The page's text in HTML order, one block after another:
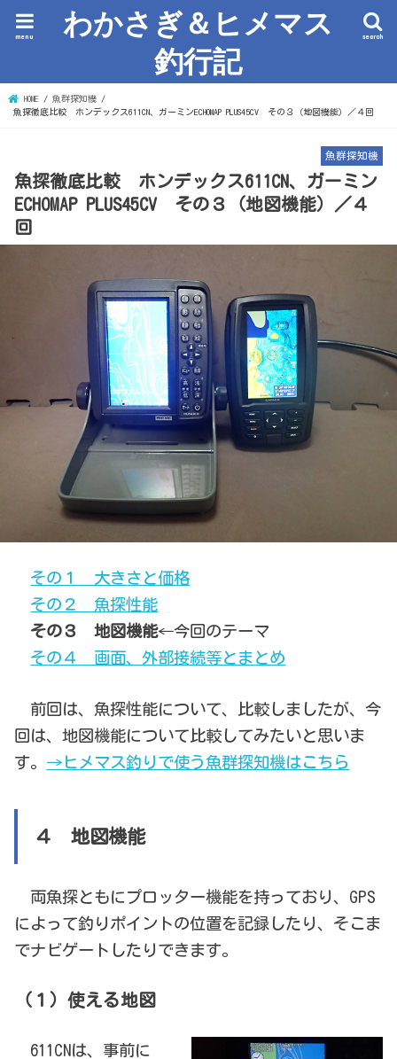
わかさぎ＆ヒメマス
釣行記
search
menu
HOME
魚群探知機
魚探徹底比較 ホンデックス611CN、ガーミンECHOMAP PLUS45CV その３（地図機能）／４回
魚群探知機
魚探徹底比較 ホンデックス611CN、ガーミン
ECHOMAP PLUS45CV その３（地図機能）／４
回
その１ 大きさと価格
その２ 魚探性能
その３ 地図機能←今回のテーマ
その４ 画面、外部接続等とまとめ
前回は、魚探性能について、比較しましたが、今
回は、地図機能について比較してみたいと思いま
す。 →ヒメマス釣りで使う魚群探知機はこちら
４ 地図機能
両魚探ともにプロッター機能を持っており、GPS
によって釣りポイントの位置を記録したり、そこま
でナビゲートしたりできます。
（１）使える地図
611CNは、事前に